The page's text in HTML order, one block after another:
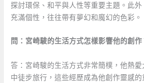
探討環保、和平與人性等重要主題。此
充滿個性，往往帶有夢幻和魔幻的色彩。
問：宮崎駿的生活方式怎樣影響他的創作
答：宮崎駿的生活方式非常簡樸，他熱
中徒步旅行，這些經歷成為他創作靈感